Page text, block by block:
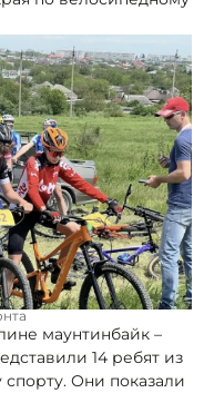
маунтинбайк –
14 ребят из
Они показали